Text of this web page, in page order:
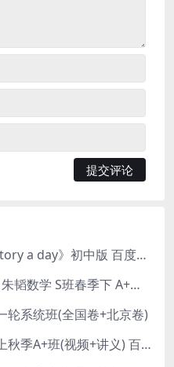
一天一个小故事《one story a day》初中版 百度网盘分享下载
初中数学 2024初一数学 朱韬数学 S班春季下 A+班春季下 百度云网盘
轮系统班(全国卷+北京卷)
杨萌物理2023初三物理上秋季A+班(视频+讲义) 百度网盘分享